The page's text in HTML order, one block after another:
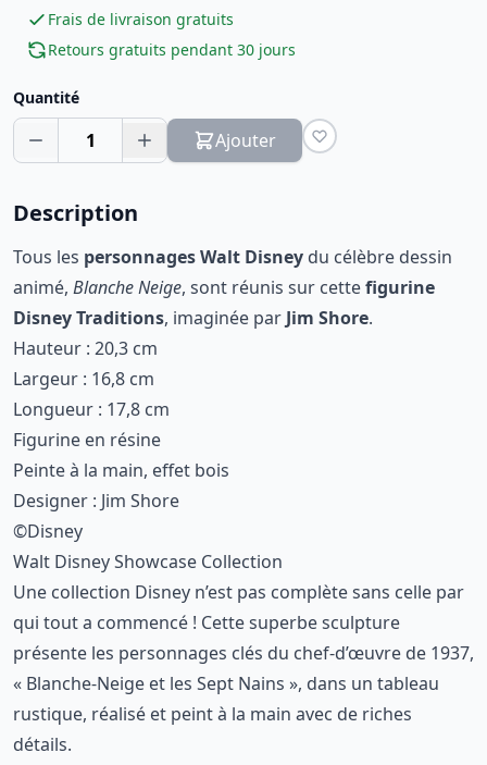
Frais de livraison gratuits
Retours gratuits pendant 30 jours
Quantité
1 Ajouter
Description
Tous les personnages Walt Disney du célèbre dessin
animé, Blanche Neige, sont réunis sur cettefigurine
Disney Traditions, imaginée par Jim Shore.
Hauteur : 20,3 cm
Largeur : 16,8 cm
Longueur : 17,8 cm
Figurine en résine
Peinte à la main, effet bois
Designer : Jim Shore
©Disney
Walt Disney Showcase Collection
Une collection Disney n’est pas complète sans celle par
qui tout a commencé ! Cette superbe sculpture
présente les personnages clés du chef-d’œuvre de 1937,
« Blanche-Neige et les Sept Nains », dans un tableau
rustique, réalisé et peint à la main avec de riches
détails.